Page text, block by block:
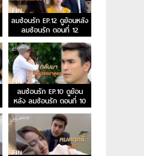
ลมซ่อนรัก EP.12 ดูย้อนหลัง
ลมซ่อนรัก ตอนที่ 12
ลมซ่อนรัก EP.10 ดูย้อน
หลัง ลมซ่อนรัก ตอนที่ 10